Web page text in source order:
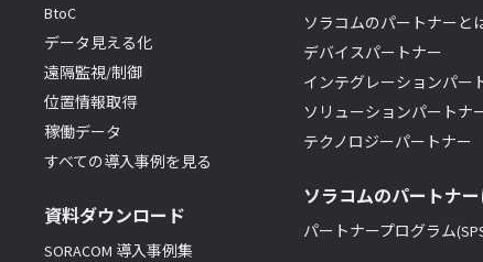
BtoC
データ見える化
遠隔監視/制御
位置情報取得
稼働データ
すべての導入事例を見る
資料ダウンロード
SORACOM 導入事例集
ソラコムのパートナーと
デバイスパートナー
インテグレーションパー
ソリューションパートナ
テクノロジーパートナー
ソラコムのパートナー
パートナープログラム